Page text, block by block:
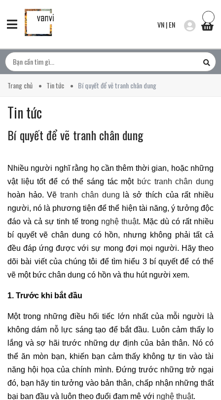
VN|EN
Trang chủ Tin tức Bí quyết để vẽ tranh chân dung
Tin tức
Bí quyết để vẽ tranh chân dung
Nhiều người nghĩ rằng họ cần thêm thời gian, hoặc những
vật liệu tốt để có thể sáng tác một bức tranh chân dung
hoàn hảo. Vẽtranh chân dung là sở thích của rất nhiều
người, nó là phương tiện để thể hiện tài năng, ý tưởng độc
đáo và cả sự tinh tế trong nghệ thuật. Mặc dù có rất nhiều
bí quyết vẽ chân dung có hồn, nhưng không phải tất cả
đều đáp ứng được với sự mong đợi mọi người. Hãy theo
dõi bài viết của chúng tôi để tìm hiểu 3 bí quyết để có thể
vẽ một bức chân dung có hồn và thu hút người xem.
1. Trước khi bắt đầu
Một trong những điều hối tiếc lớn nhất của mỗi người là
không dám nỗ lực sáng tạo để bắt đầu. Luôn cảm thấy lo
lắng và sợ hãi trước những dự định của bản thân. Nó có
thể ăn mòn bạn, khiến bạn cảm thấy không tự tin vào tài
năng hội họa của chính mình. Đứng trước những trở ngại
đó, bạn hãy tin tưởng vào bản thân, chấp nhận những thất
bại ban đầu và luôn theo đuổi đam mê với nghệ thuật.